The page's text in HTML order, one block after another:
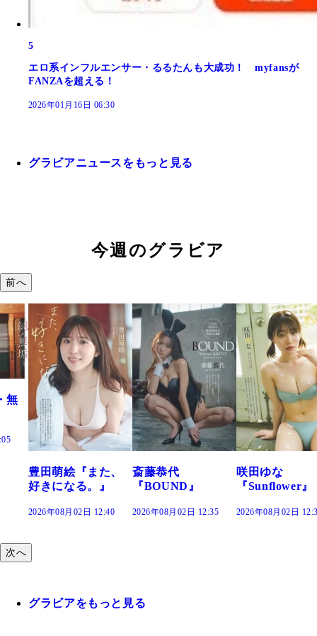
5
エロ系インフルエンサー・るるたんも大成功！ myfansが
FANZAを超える！
2026年01月16日 06:30
グラビアニュースをもっと見る
今週のグラビア
前へ
斎藤恭代
『BOUND』
2026年08月02日 12:35
咲田ゆな
『Sunflower』
2026年08月02日 12:30
藤水咲桜『花
だまり』
2026年08月02日
次へ
グラビアをもっと見る